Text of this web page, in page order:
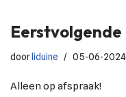
doorliduine 05-06-2024
Alleen op afspraak!